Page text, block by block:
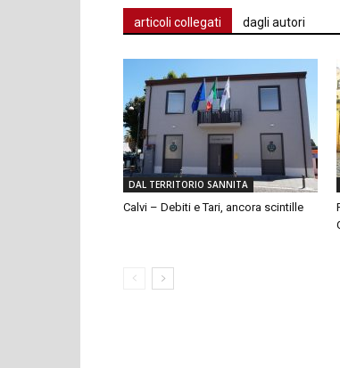
articoli collegati dagli autori
DAL TERRITORIO SANNITA
Calvi – Debiti e Tari, ancora scintille